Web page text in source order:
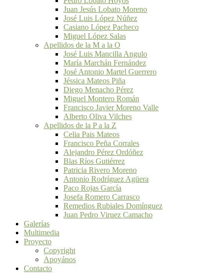
Juan Jesús Lobato Moreno
José Luis López Núñez
Casiano López Pacheco
Miguel López Salas
Apellidos de la M a la O
José Luis Mancilla Angulo
María Marchán Fernández
José Antonio Martel Guerrero
Jéssica Mateos Piña
Diego Menacho Pérez
Miguel Montero Román
Francisco Javier Moreno Valle
Alberto Oliva Vilches
Apellidos de la P a la Z
Celia Pais Mateos
Francisco Peña Corrales
Alejandro Pérez Ordóñez
Blas Ríos Gutiérrez
Patricia Rivero Moreno
Antonio Rodríguez Agüera
Paco Rojas García
Josefa Romero Carrasco
Remedios Rubiales Domínguez
Juan Pedro Viruez Camacho
Galerías
Multimedia
Proyecto
Copyright
Apoyános
Contacto